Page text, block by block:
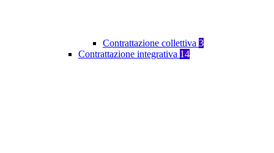
Contrattazione collettiva 3
Contrattazione integrativa 14